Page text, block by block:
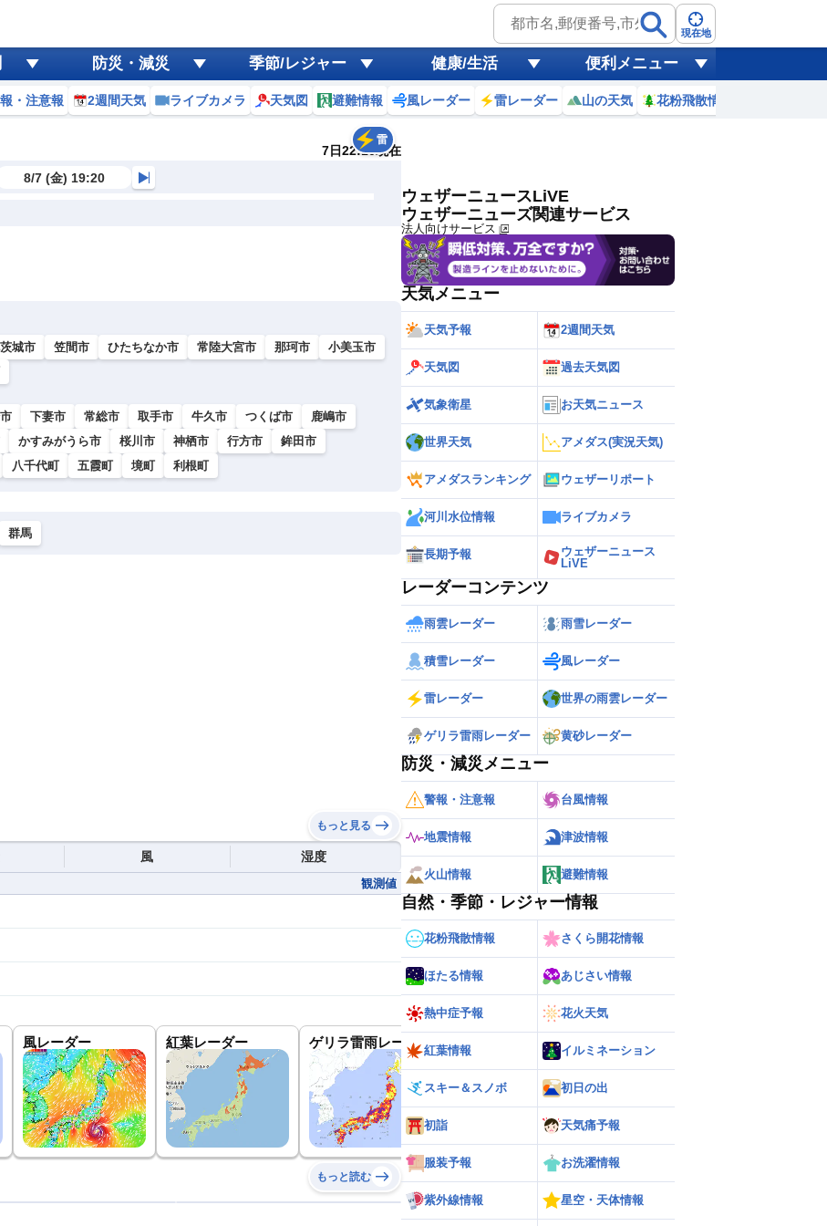
現在地
防災・減災 季節/レジャー 健康/生活 便利メニュー
・注意報 2週間天気 ライブカメラ 天気図 避難情報 風レーダー 雷レーダー 山の天気 花粉飛散情報
7日22:10現在
雷
風
黄砂
天気 台風
8/7 (金) 19:20
城市 笠間市 ひたちなか市 常陸大宮市 那珂市
小美玉市
下妻市 常総市 取手市 牛久市 つくば市
鹿嶋市
かすみがうら市 桜川市 神栖市 行方市
鉾田市
八千代町 五霞町 境町 利根町
群馬
もっと見る
風 湿度
観測値
風レーダー 紅葉レーダー ゲリラ雷雨レーダー 世界の雨雲レーダー
もっと読む
ウェザーニュースLiVE
ウェザーニューズ関連サービス
法人向けサービス
天気メニュー
天気予報 2週間天気
天気図 過去天気図
気象衛星 お天気ニュース
世界天気 アメダス(実況天気)
アメダスランキング ウェザーリポート
河川水位情報 ライブカメラ
長期予報
ウェザーニュース
LiVE
レーダーコンテンツ
雨雲レーダー 雨雪レーダー
積雪レーダー 風レーダー
雷レーダー 世界の雨雲レーダー
ゲリラ雷雨レーダー 黄砂レーダー
防災・減災メニュー
警報・注意報 台風情報
地震情報 津波情報
火山情報 避難情報
自然・季節・レジャー情報
花粉飛散情報 さくら開花情報
ほたる情報 あじさい情報
熱中症予報 花火天気
紅葉情報 イルミネーション
スキー＆スノボ 初日の出
初詣 天気痛予報
服装予報 お洗濯情報
紫外線情報 星空・天体情報